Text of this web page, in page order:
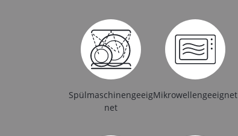
Spülmaschinengeeig
net
Mikrowellengeeignet